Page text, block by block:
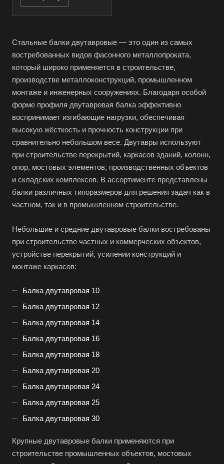
Стальные балки двутавровые — это один из самых
востребованных видов фасонного металлопроката,
который широко применяется в строительстве,
производстве металлоконструкций, промышленном
монтаже и инженерных сооружениях. Благодаря особой
форме профиля двутавровая балка эффективно
воспринимает изгибающие нагрузки, обеспечивая
высокую жёсткость и прочность конструкции при
сравнительно небольшом весе. Двутавры используют
при строительстве перекрытий, каркасов зданий, колонн,
опор, мостовых элементов, производственных объектов
и складских комплексов. В ассортименте представлены
балки различных типоразмеров для решения задач как в
частном, так и в промышленном строительстве.
Небольшие и средние двутавровые балки востребованы
при строительстве частных и коммерческих объектов,
устройстве перекрытий, усилении конструкций и
монтаже каркасов:
Балка двутавровая 10
Балка двутавровая 12
Балка двутавровая 14
Балка двутавровая 16
Балка двутавровая 18
Балка двутавровая 20
Балка двутавровая 24
Балка двутавровая 25
Балка двутавровая 30
Крупные двутавровые балки применяются при
строительстве промышленных объектов, мостовых